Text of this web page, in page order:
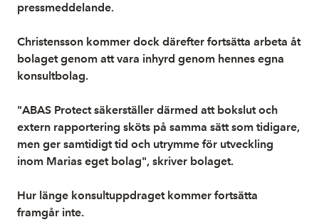
pressmeddelande.
Christensson kommer dock därefter fortsätta arbeta åt
bolaget genom att vara inhyrd genom hennes egna
konsultbolag.
"ABAS Protect säkerställer därmed att bokslut och
extern rapportering sköts på samma sätt som tidigare,
men ger samtidigt tid och utrymme för utveckling
inom Marias eget bolag", skriver bolaget.
Hur länge konsultuppdraget kommer fortsätta
framgår inte.